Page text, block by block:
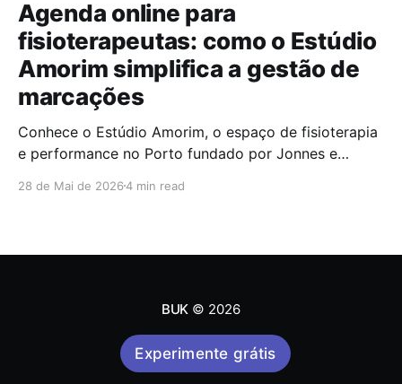
Agenda online para
fisioterapeutas: como o Estúdio
Amorim simplifica a gestão de
marcações
Conhece o Estúdio Amorim, o espaço de fisioterapia
e performance no Porto fundado por Jonnes e
saúde e hábitos que transformam.
28 de Mai de 20264 min read
BUK © 2026
Experimente grátis